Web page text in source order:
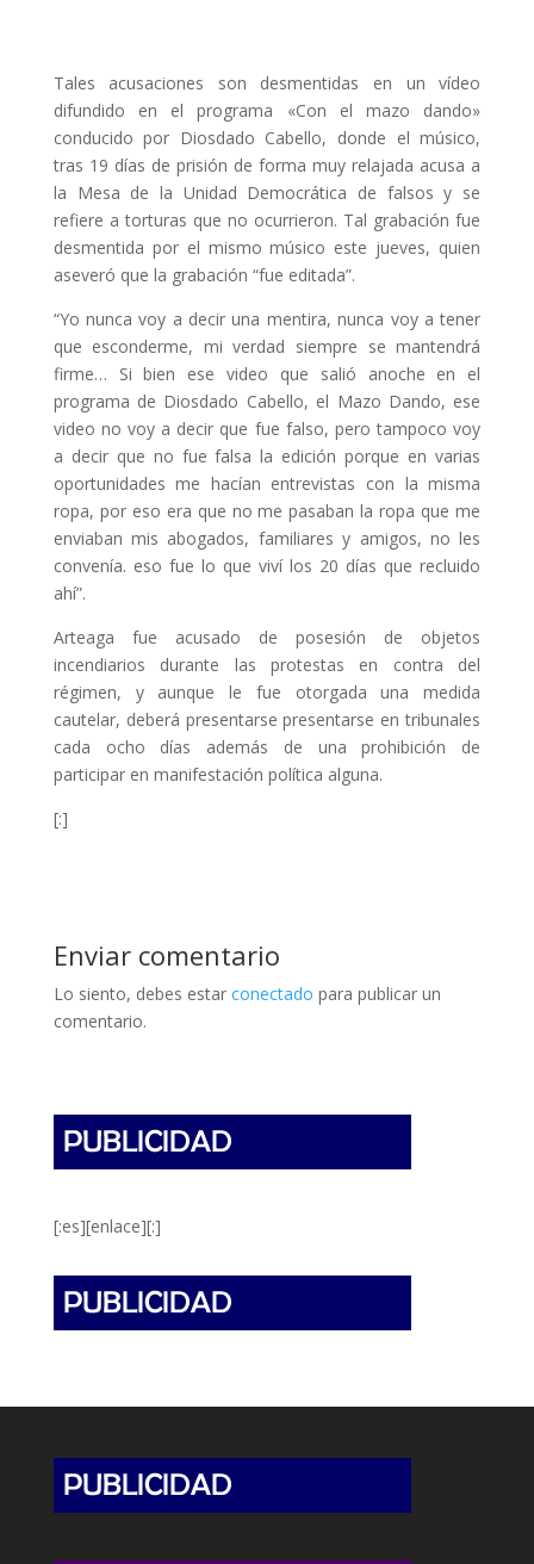
Tales acusaciones son desmentidas en un vídeo
difundido en el programa «Con el mazo dando»
conducido por Diosdado Cabello, donde el músico,
tras 19 días de prisión de forma muy relajada acusa a
la Mesa de la Unidad Democrática de falsos y se
refiere a torturas que no ocurrieron. Tal grabación fue
desmentida por el mismo músico este jueves, quien
aseveró que la grabación “fue editada”.
“Yo nunca voy a decir una mentira, nunca voy a tener
que esconderme, mi verdad siempre se mantendrá
firme… Si bien ese video que salió anoche en el
programa de Diosdado Cabello, el Mazo Dando, ese
video no voy a decir que fue falso, pero tampoco voy
a decir que no fue falsa la edición porque en varias
oportunidades me hacían entrevistas con la misma
ropa, por eso era que no me pasaban la ropa que me
enviaban mis abogados, familiares y amigos, no les
convenía. eso fue lo que viví los 20 días que recluido
ahí”.
Arteaga fue acusado de posesión de objetos
incendiarios durante las protestas en contra del
régimen, y aunque le fue otorgada una medida
cautelar, deberá presentarse presentarse en tribunales
cada ocho días además de una prohibición de
participar en manifestación política alguna.
[:]
Enviar comentario
Lo siento, debes estar conectado para publicar un
comentario.
[:es][enlace][:]